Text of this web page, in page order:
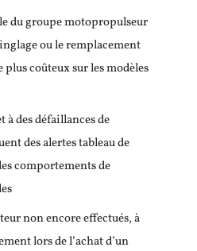
du groupe motopropulseur
ou le remplacement
plus coûteux sur les modèles
à des défaillances de
des alertes tableau de
comportements de
non encore effectués, à
lors de l’achat d’un